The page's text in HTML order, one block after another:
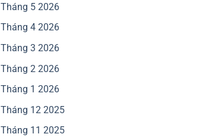
Tháng 5 2026
Tháng 4 2026
Tháng 3 2026
Tháng 2 2026
Tháng 1 2026
Tháng 12 2025
Tháng 11 2025